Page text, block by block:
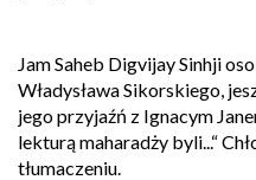
Jam Saheb Digvijay Sinhji
Władysława Sikorskiego,
jego przyjaźń z Ignacym
lekturą maharadży byli...“
tłumaczeniu.